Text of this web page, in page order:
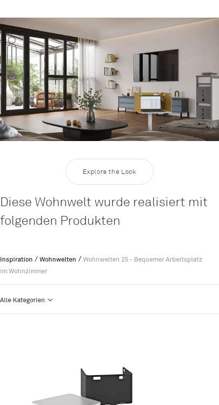
Wohnwelten 25 - Bequemer
Explore the Look
Diese Wohnwelt wurde realisiert mit
folgenden Produkten
Inspiration / Wohnwelten / Wohnwelten 25 - Bequemer Arbeitsplatz
im Wohnzimmer
Alle Kategorien